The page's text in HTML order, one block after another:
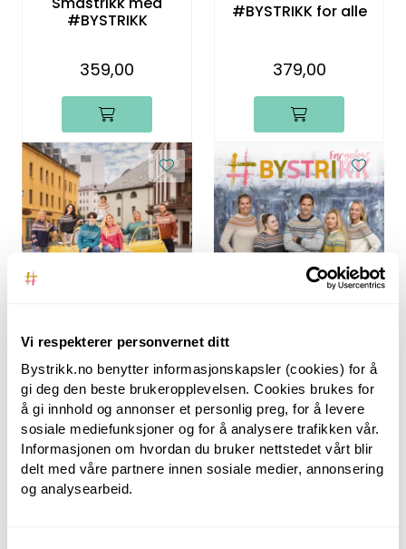
Vi respekterer personvernet ditt
Bystrikk.no benytter informasjonskapsler (cookies) for å
gi deg den beste brukeropplevelsen. Cookies brukes for
å gi innhold og annonser et personlig preg, for å levere
sosiale mediefunksjoner og for å analysere trafikken vår.
Informasjonen om hvordan du bruker nettstedet vårt blir
delt med våre partnere innen sosiale medier, annonsering
og analysearbeid.
#BYSTRIKK
359,00
#BYSTRIKK for alle
379,00
Bystrikk
Bystrikk No. 5
389,00
Bystrikk
BYSTRIKK FARGEFEST
449,00